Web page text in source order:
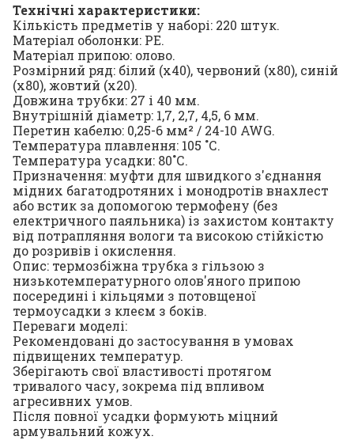
Технічні характеристики:
Кількість предметів у наборі: 220 штук.
Матеріал оболонки: PE.
Матеріал припою: олово.
Розмірний ряд: білий (х40), червоний (х80), синій
(х80), жовтий (х20).
Довжина трубки: 27 і 40 мм.
Внутрішній діаметр: 1,7, 2,7, 4,5, 6 мм.
Перетин кабелю: 0,25-6 мм² / 24-10 AWG.
Температура плавлення: 105 ˚С.
Температура усадки: 80˚С.
Призначення: муфти для швидкого з'єднання
мідних багатодротяних і монодротів внахлест
або встик за допомогою термофену (без
електричного паяльника) із захистом контакту
від потрапляння вологи та високою стійкістю
до розривів і окислення.
Опис: термозбіжна трубка з гільзою з
низькотемпературного олов'яного припою
посередині і кільцями з потовщеної
термоусадки з клеєм з боків.
Переваги моделі:
Рекомендовані до застосування в умовах
підвищених температур.
Зберігають свої властивості протягом
тривалого часу, зокрема під впливом
агресивних умов.
Після повної усадки формують міцний
армувальний кожух.